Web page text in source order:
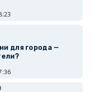
для города —